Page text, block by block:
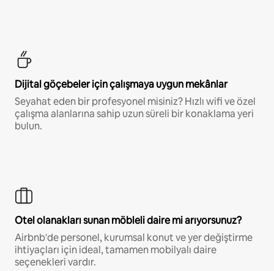
Dijital göçebeler için çalışmaya uygun mekânlar
Seyahat eden bir profesyonel misiniz? Hızlı wifi ve özel
çalışma alanlarına sahip uzun süreli bir konaklama yeri
bulun.
Otel olanakları sunan möbleli daire mi arıyorsunuz?
Airbnb'de personel, kurumsal konut ve yer değiştirme
ihtiyaçları için ideal, tamamen mobilyalı daire
seçenekleri vardır.